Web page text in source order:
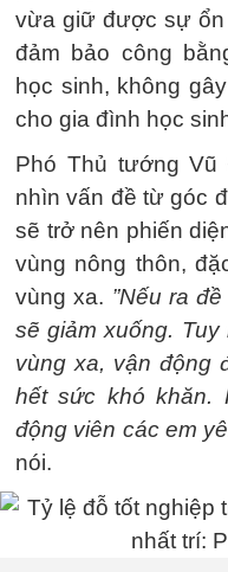
vừa giữ được sự ổn
đảm bảo công
học sinh, không
cho gia đình học
Phó Thủ tướng
nhìn vấn đề từ góc
sẽ trở nên phiến
vùng nông thôn,
vùng xa. ”Nếu ra
sẽ giảm xuống.
vùng xa, vận động
hết sức khó khăn.
động viên các em
nói.